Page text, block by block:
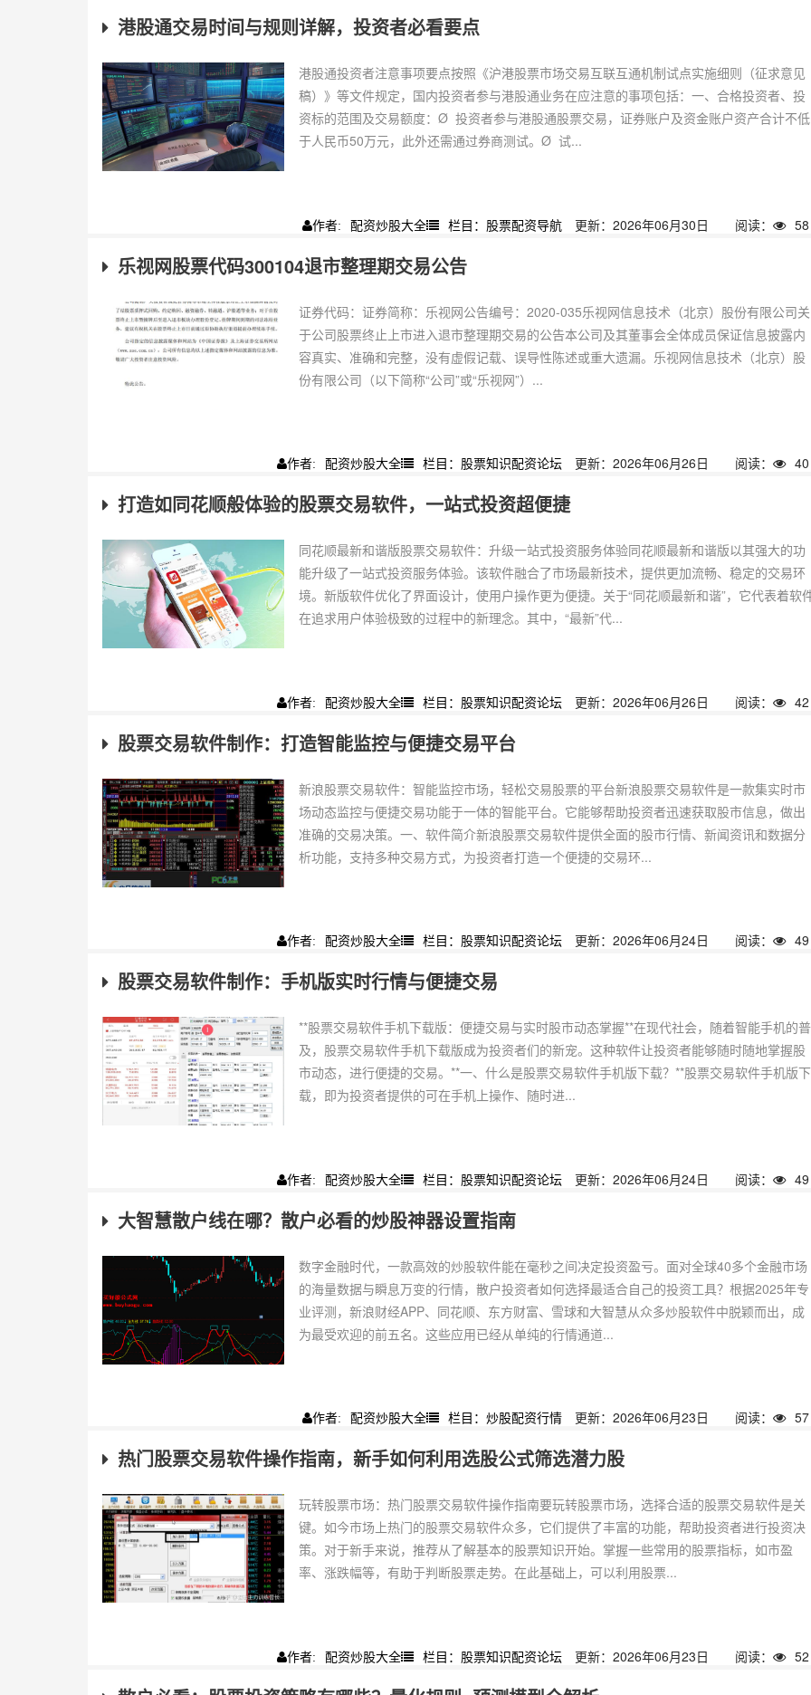
港股通交易时间与规则详解，投资者必看要点
港股通投资者注意事项要点按照《沪港股票市场交易互联互通机制试点实施细则（征求意见
稿）》等文件规定，国内投资者参与港股通业务在应注意的事项包括：一、合格投资者、投
资标的范围及交易额度：Ø 投资者参与港股通股票交易，证券账户及资金账户资产合计不低
于人民币50万元，此外还需通过券商测试。Ø 试...
作者: 配资炒股大全 栏目：股票配资导航 更新：2026年06月30日 阅读： 58
乐视网股票代码300104退市整理期交易公告
证券代码：证券简称：乐视网公告编号：2020-035乐视网信息技术（北京）股份有限公司关
于公司股票终止上市进入退市整理期交易的公告本公司及其董事会全体成员保证信息披露内
容真实、准确和完整，没有虚假记载、误导性陈述或重大遗漏。乐视网信息技术（北京）股
份有限公司（以下简称“公司”或“乐视网”）...
作者: 配资炒股大全 栏目：股票知识配资论坛 更新：2026年06月26日 阅读： 40
打造如同花顺般体验的股票交易软件，一站式投资超便捷
同花顺最新和谐版股票交易软件：升级一站式投资服务体验同花顺最新和谐版以其强大的功
能升级了一站式投资服务体验。该软件融合了市场最新技术，提供更加流畅、稳定的交易环
境。新版软件优化了界面设计，使用户操作更为便捷。关于“同花顺最新和谐”，它代表着软
在追求用户体验极致的过程中的新理念。其中，“最新”代...
作者: 配资炒股大全 栏目：股票知识配资论坛 更新：2026年06月26日 阅读： 42
股票交易软件制作：打造智能监控与便捷交易平台
新浪股票交易软件：智能监控市场，轻松交易股票的平台新浪股票交易软件是一款集实时市
场动态监控与便捷交易功能于一体的智能平台。它能够帮助投资者迅速获取股市信息，做出
准确的交易决策。一、软件简介新浪股票交易软件提供全面的股市行情、新闻资讯和数据分
析功能，支持多种交易方式，为投资者打造一个便捷的交易环...
作者: 配资炒股大全 栏目：股票知识配资论坛 更新：2026年06月24日 阅读： 49
股票交易软件制作：手机版实时行情与便捷交易
**股票交易软件手机下载版：便捷交易与实时股市动态掌握**在现代社会，随着智能手机的普
及，股票交易软件手机下载版成为投资者们的新宠。这种软件让投资者能够随时随地掌握股
市动态，进行便捷的交易。**一、什么是股票交易软件手机版下载？**股票交易软件手机版下
载，即为投资者提供的可在手机上操作、随时进...
作者: 配资炒股大全 栏目：股票知识配资论坛 更新：2026年06月24日 阅读： 49
大智慧散户线在哪？散户必看的炒股神器设置指南
数字金融时代，一款高效的炒股软件能在毫秒之间决定投资盈亏。面对全球40多个金融市场
的海量数据与瞬息万变的行情，散户投资者如何选择最适合自己的投资工具？根据2025年专
业评测，新浪财经APP、同花顺、东方财富、雪球和大智慧从众多炒股软件中脱颖而出，成
为最受欢迎的前五名。这些应用已经从单纯的行情通道...
作者: 配资炒股大全 栏目：炒股配资行情 更新：2026年06月23日 阅读： 57
热门股票交易软件操作指南，新手如何利用选股公式筛选潜力股
玩转股票市场：热门股票交易软件操作指南要玩转股票市场，选择合适的股票交易软件是关
键。如今市场上热门的股票交易软件众多，它们提供了丰富的功能，帮助投资者进行投资决
策。对于新手来说，推荐从了解基本的股票知识开始。掌握一些常用的股票指标，如市盈
率、涨跌幅等，有助于判断股票走势。在此基础上，可以利用股票...
作者: 配资炒股大全 栏目：股票知识配资论坛 更新：2026年06月23日 阅读： 52